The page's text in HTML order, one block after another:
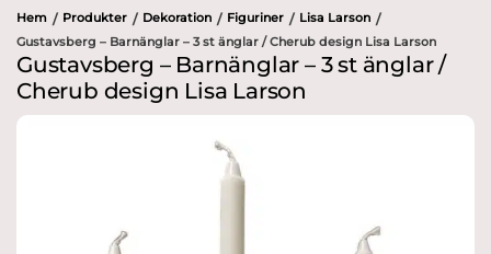
Hem / Produkter / Dekoration / Figuriner / Lisa Larson /
Gustavsberg – Barnänglar – 3 st änglar / Cherub design Lisa Larson
Gustavsberg – Barnänglar – 3 st änglar /
Cherub design Lisa Larson